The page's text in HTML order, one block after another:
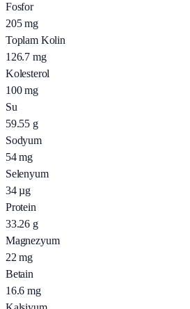
Fosfor
205 mg
Toplam Kolin
126.7 mg
Kolesterol
100 mg
Su
59.55 g
Sodyum
54 mg
Selenyum
34 µg
Protein
33.26 g
Magnezyum
22 mg
Betain
16.6 mg